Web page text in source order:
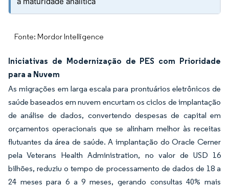
Fonte: Mordor Intelligence
Iniciativas de Modernização de PES com Prioridade
para a Nuvem
As migrações em larga escala para prontuários eletrônicos de
saúde baseados em nuvem encurtam os ciclos de implantação
de análise de dados, convertendo despesas de capital em
orçamentos operacionais que se alinham melhor às receitas
flutuantes da área de saúde. A implantação do Oracle Cerner
pela Veterans Health Administration, no valor de USD 16
bilhões, reduziu o tempo de processamento de dados de 18 a
24 meses para 6 a 9 meses, gerando consultas 40% mais